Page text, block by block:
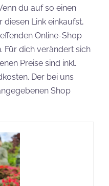
du auf so einen
Link einkaufst,
Online-Shop
Für dich verändert sich
Preise sind inkl.
Der bei uns
Shop